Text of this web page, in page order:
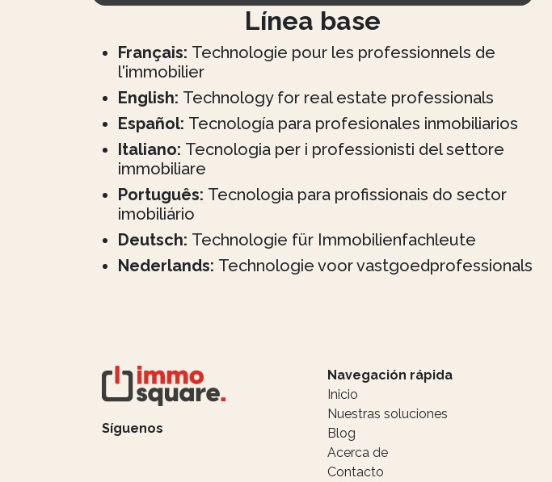
Línea base
Français: Technologie pour les professionnels de
l'immobilier
English: Technology for real estate professionals
Español: Tecnología para profesionales inmobiliarios
Italiano: Tecnologia per i professionisti del settore
immobiliare
Português: Tecnologia para profissionais do sector
imobiliário
Deutsch: Technologie für Immobilienfachleute
Nederlands: Technologie voor vastgoedprofessionals
Síguenos
Navegación rápida
Inicio
Nuestras soluciones
Blog
Acerca de
Contacto